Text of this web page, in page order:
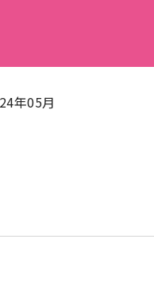
年05月